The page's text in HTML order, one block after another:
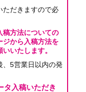
ただきますので必
稿方法についての
ジから入稿方法を
いたします。
、5営業日以内の発
タ入稿いただき